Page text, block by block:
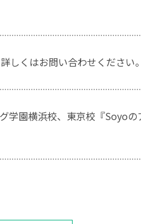
しくはお問い合わせください。
園横浜校、東京校『Soyoの